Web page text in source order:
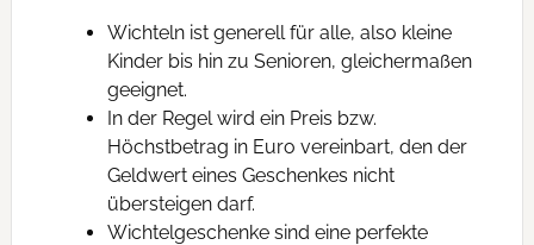
Wichteln ist generell für alle, also kleine
Kinder bis hin zu Senioren, gleichermaßen
geeignet.
In der Regel wird ein Preis bzw.
Höchstbetrag in Euro vereinbart, den der
Geldwert eines Geschenkes nicht
übersteigen darf.
Wichtelgeschenke sind eine perfekte